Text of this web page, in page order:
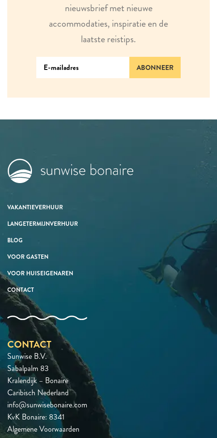
nieuwsbrief met nieuwe
accommodaties, inspiratie en de
laatste reistips.
ABONNEER
VAKANTIEVERHUUR
LANGETERMIJNVERHUUR
BLOG
VOOR GASTEN
VOOR HUISEIGENAREN
CONTACT
CONTACT
Sunwise B.V.
Sabalpalm 83
Kralendijk – Bonaire
Caribisch Nederland
info@sunwisebonaire.com
KvK Bonaire: 8341
Algemene Voorwaarden